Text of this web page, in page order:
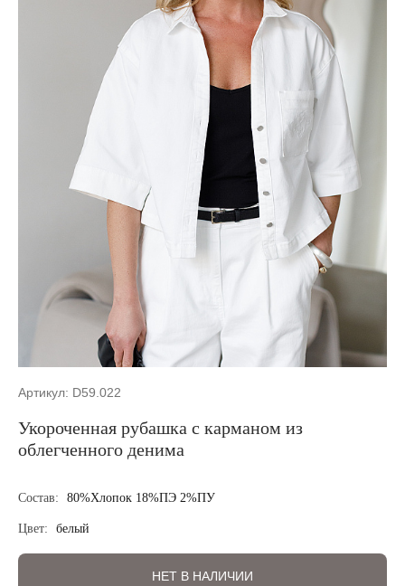
Артикул: D59.022
Укороченная рубашка с карманом из
облегченного денима
Состав: 80%Хлопок 18%ПЭ 2%ПУ
Цвет: белый
НЕТ В НАЛИЧИИ